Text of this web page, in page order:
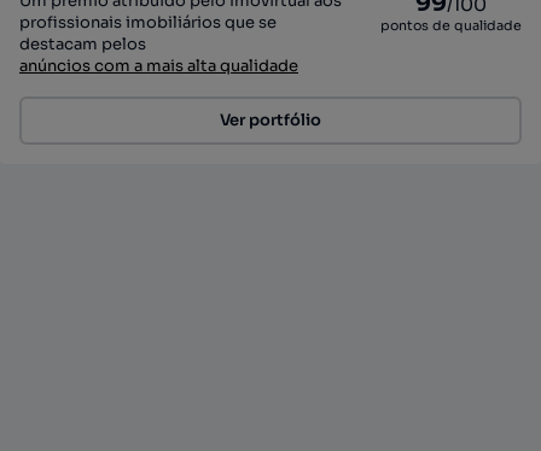
profissionais imobiliários que se
destacam pelos
anúncios com a mais alta qualidade
pontos de qualidade
Ver portfólio